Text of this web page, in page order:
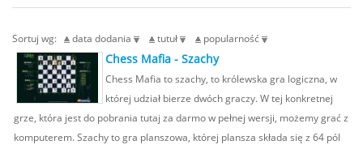
Sortuj wg: data dodania tutuł popularność
Chess Mafia - Szachy
Chess Mafia to szachy, to królewska gra logiczna, w
której udział bierze dwóch graczy. W tej konkretnej
grze, która jest do pobrania tutaj za darmo w pełnej wersji, możemy grać z
komputerem. Szachy to gra planszowa, której plansza składa się z 64 pól